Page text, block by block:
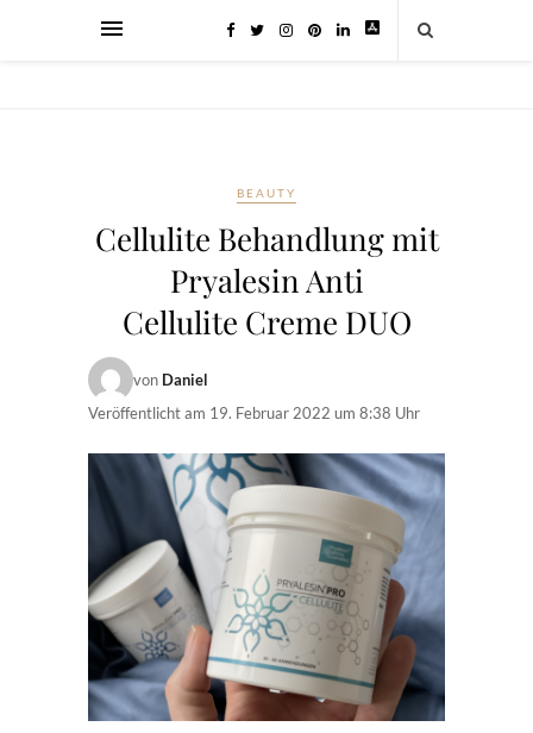
BEAUTY
Cellulite Behandlung mit
Pryalesin Anti
Cellulite Creme DUO
von Daniel
Veröffentlicht am 19. Februar 2022 um 8:38 Uhr